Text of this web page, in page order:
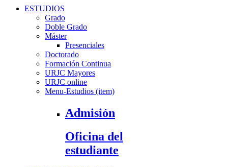
ESTUDIOS
Grado
Doble Grado
Máster
Presenciales
Doctorado
Formación Continua
URJC Mayores
URJC online
Menu-Estudios (item)
Admisión
Oficina del
estudiante